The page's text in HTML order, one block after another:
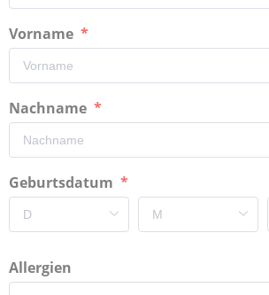
Vorname
Nachname
Geburtsdatum
Allergien